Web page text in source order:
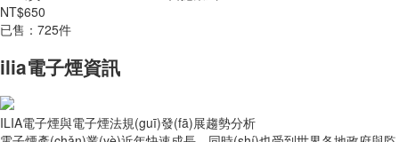
NT$650
已售：725件
ilia電子煙資訊
ILIA電子煙與電子煙法規(guī)發(fā)展趨勢分析